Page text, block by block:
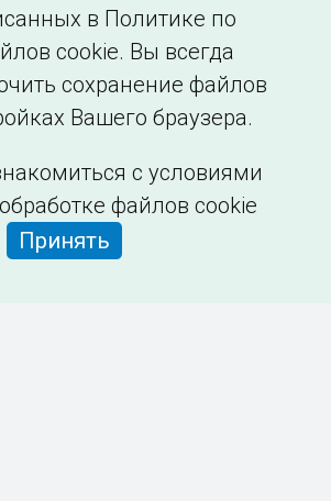
в Политике по
cookie. Вы всегда
сохранение файлов
Вашего браузера.
с условиями
файлов cookie
Принять